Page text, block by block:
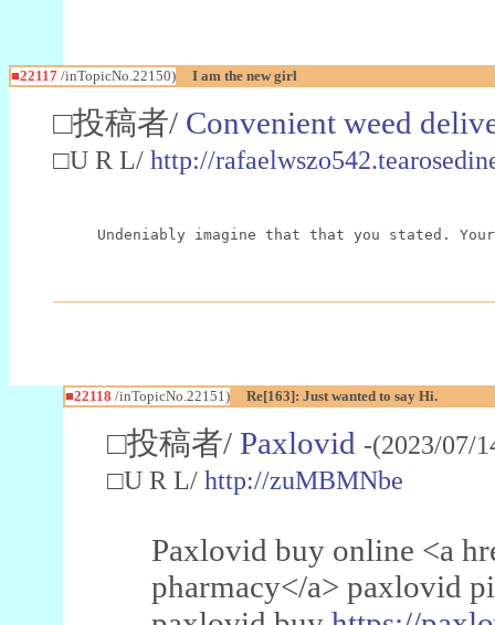
■22117 /inTopicNo.22150) I am the new girl
□投稿者/ Convenient weed
□U R L/ http://
Undeniably imagine that that you stated.
■22118 /inTopicNo.22151) Re[163]: Just wanted to say Hi.
□投稿者/ Paxlovid -(2023/07/
□U R L/ http://zuMBMNbe
Paxlovid buy online <a
pharmacy</a> paxlovid